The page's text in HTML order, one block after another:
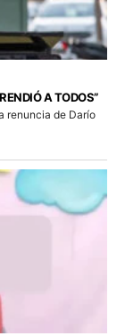
A TODOS”
renuncia de Darío